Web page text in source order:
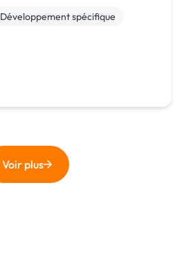
Développement spécifique
Voir plus